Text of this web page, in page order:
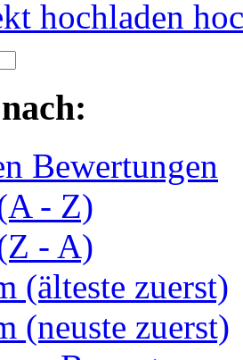
hochladen
Bewertungen
- Z)
- A)
(älteste zuerst)
(neuste zuerst)